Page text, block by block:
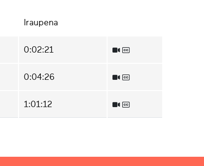
Iraupena
0:02:21
0:04:26
1:01:12